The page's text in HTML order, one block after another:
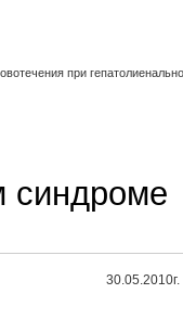
при
синдроме
30.05.2010г.